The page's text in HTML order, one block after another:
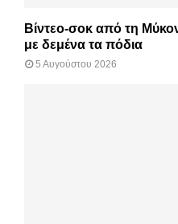
Βίντεο-σοκ από τη
με δεμένα τα πόδια
5 Αυγούστου 2026